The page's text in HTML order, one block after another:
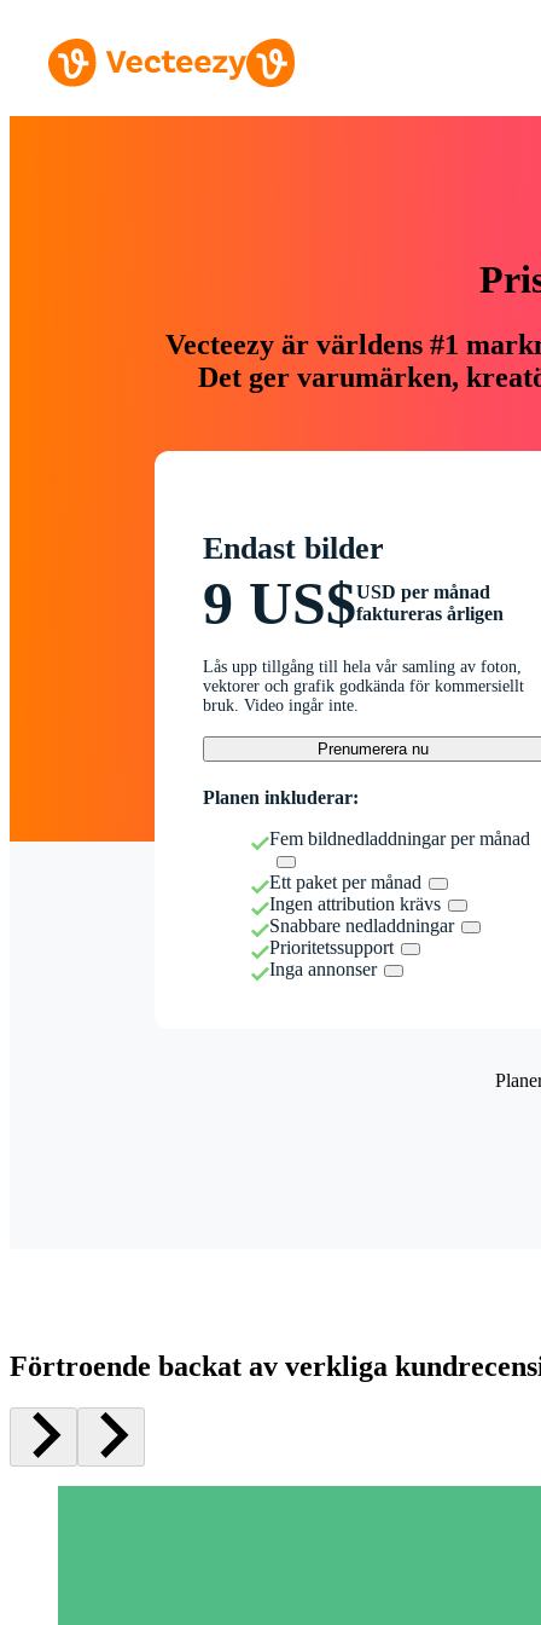
Vecteezy är världens #1
Det ger varumärken,
Endast bilder
9 US$USD per månad
faktureras årligen
Lås upp tillgång till hela vår samling av foton,
vektorer och grafik godkända för kommersiellt
bruk. Video ingår inte.
Prenumerera nu
Planen inkluderar:
Fem bildnedladdningar per månad
Ett paket per månad
Ingen attribution krävs
Snabbare nedladdningar
Prioritetssupport
Inga annonser
Förtroende backat av verkliga